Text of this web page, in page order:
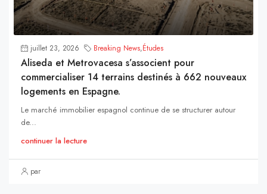
juillet 23, 2026 Breaking News,Études
Aliseda et Metrovacesa s’associent pour
commercialiser 14 terrains destinés à 662 nouveaux
logements en Espagne.
Le marché immobilier espagnol continue de se structurer autour
de...
continuer la lecture
par